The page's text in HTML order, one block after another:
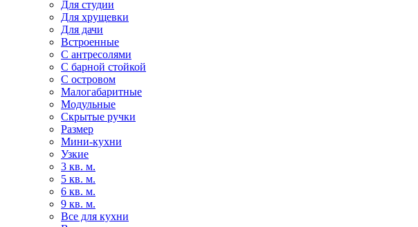
Для студии
Для хрущевки
Для дачи
Встроенные
С антресолями
С барной стойкой
С островом
Малогабаритные
Модульные
Скрытые ручки
Размер
Мини-кухни
Узкие
3 кв. м.
5 кв. м.
6 кв. м.
9 кв. м.
Все для кухни